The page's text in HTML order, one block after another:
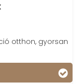
otthon, gyorsan